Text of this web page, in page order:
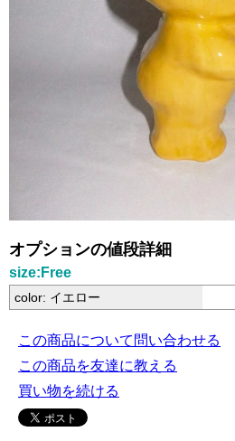
オプションの値段詳細
size:Free
color: イエロー
この商品について問い合わせる
この商品を友達に教える
買い物を続ける